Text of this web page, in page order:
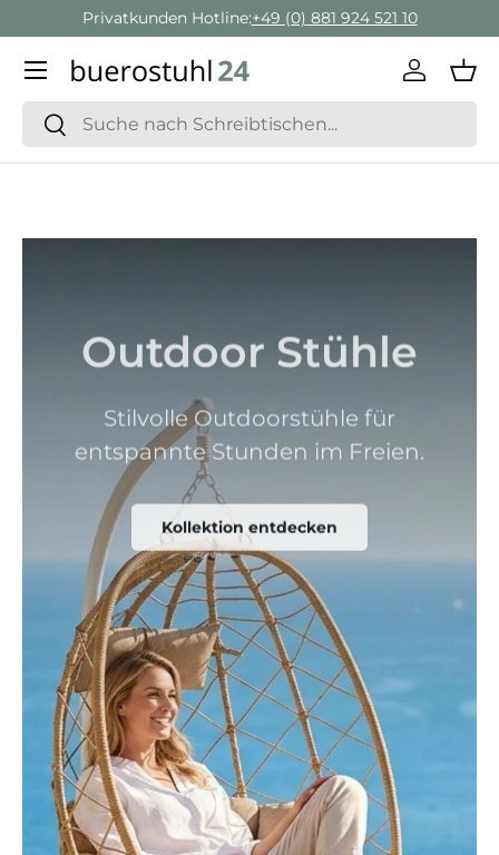
Direkt zum Inhalt
Privatkunden Hotline:+49 (0) 881 924 521 10
Suchen
Suchen
Menü
Outdoor Stühle
Stilvolle Outdoorstühle für
entspannte Stunden im Freien.
Kollektion entdecken